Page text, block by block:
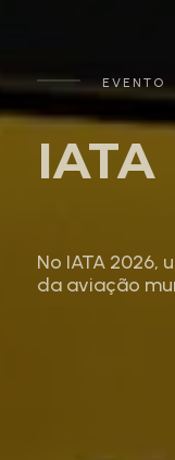
EVENTO
IATA
No IATA 2026,
da aviação